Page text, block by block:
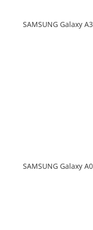
SAMSUNG Galaxy
SAMSUNG Galaxy